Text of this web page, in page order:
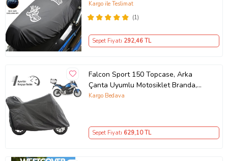
Siyah
(1)
Kargo ile Teslimat
Sepet Fiyatı 292,46 TL
Falcon Sport 150 Topcase, Arka
Çanta Uyumlu Motosiklet Branda,
Motor Örtüsü , Çadır
Kargo Bedava
Sepet Fiyatı 629,10 TL